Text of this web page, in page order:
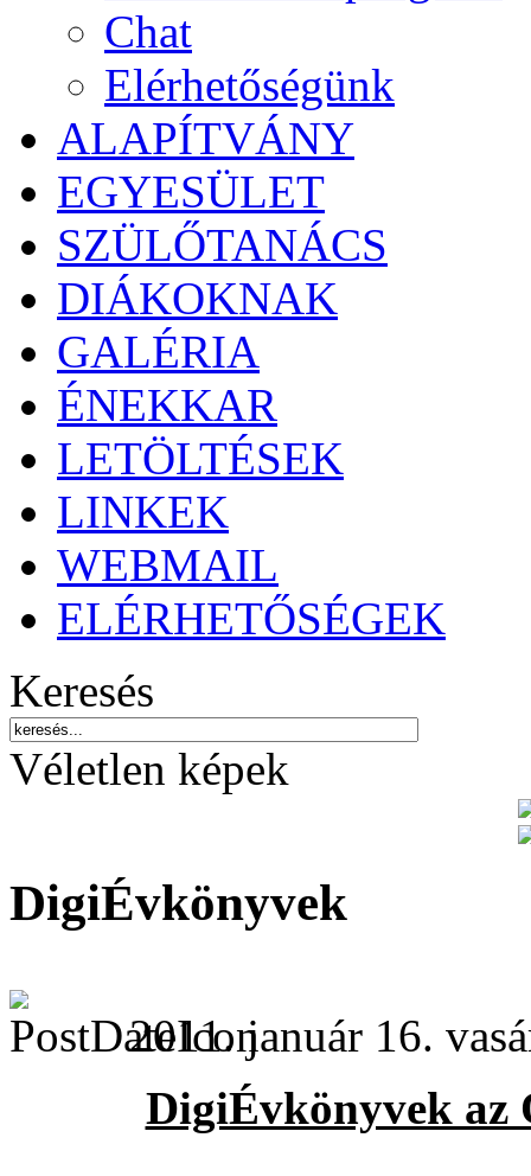
Chat
Elérhetőségünk
ALAPÍTVÁNY
EGYESÜLET
SZÜLŐTANÁCS
DIÁKOKNAK
GALÉRIA
ÉNEKKAR
LETÖLTÉSEK
LINKEK
WEBMAIL
ELÉRHETŐSÉGEK
Keresés
Véletlen képek
DigiÉvkönyvek
2011. január 16.
DigiÉvkönyvek az